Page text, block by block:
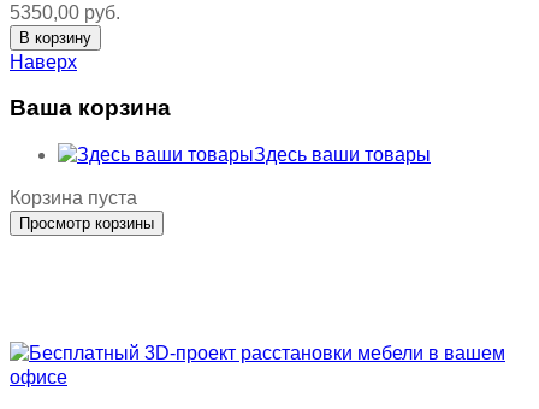
5350,00 руб.
Наверх
Ваша корзина
Здесь ваши товары
Корзина пуста